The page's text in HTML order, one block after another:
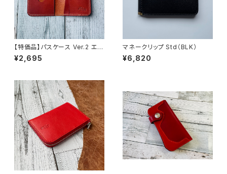
【特価品】パスケース Ver.2 エル
バマット（fieno）（送料無料）
¥2,695
マネークリップ Std（BLK）
¥6,820